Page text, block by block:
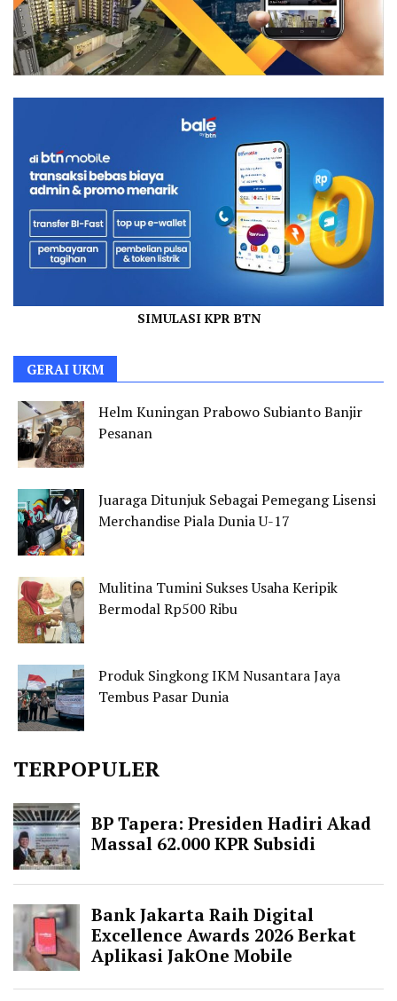
SIMULASI KPR BTN
GERAI UKM
Helm Kuningan Prabowo Subianto Banjir
Pesanan
Juaraga Ditunjuk Sebagai Pemegang Lisensi
Merchandise Piala Dunia U-17
Mulitina Tumini Sukses Usaha Keripik
Bermodal Rp500 Ribu
Produk Singkong IKM Nusantara Jaya
Tembus Pasar Dunia
TERPOPULER